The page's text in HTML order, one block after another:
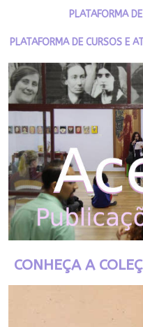
PLATAFORMA
PLATAFORMA DE CURSOS E
CONHEÇA A